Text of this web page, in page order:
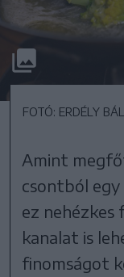
FOTÓ: ERDÉLY
Amint
csontból
ez nehézkes
kanalat is
finomságot